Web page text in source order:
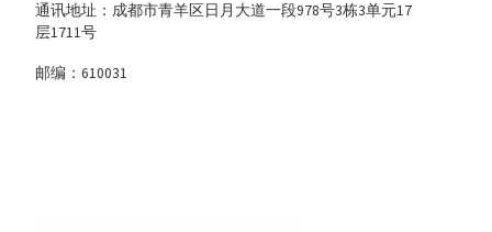
通讯地址：成都市青羊区日月大道一段978号3栋3单元17
层1711号
邮编：610031